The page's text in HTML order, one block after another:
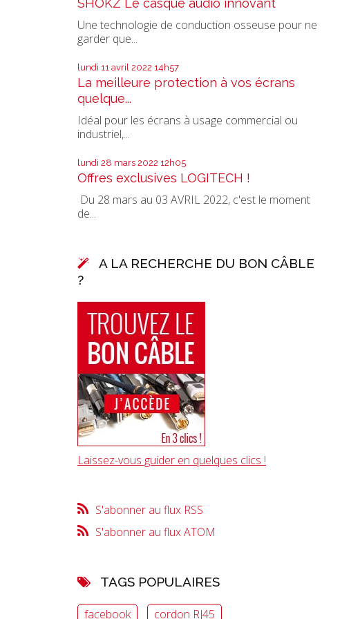
Une technologie de conduction osseuse pour ne
garder que...
lundi 11 avril 2022 14h57
La meilleure protection à vos écrans
quelque...
Idéal pour les écrans à usage commercial ou
industriel,...
lundi 28 mars 2022 12h05
Offres exclusives LOGITECH !
Du 28 mars au 03 AVRIL 2022, c'est le moment
de...
A LA RECHERCHE DU BON CÂBLE
?
Laissez-vous guider en quelques clics !
S'abonner au flux RSS
S'abonner au flux ATOM
TAGS POPULAIRES
facebook
cordon RJ45